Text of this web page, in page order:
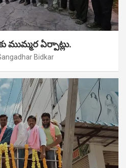
ముమ్మర ఏర్పాట్లు.
Bidkar